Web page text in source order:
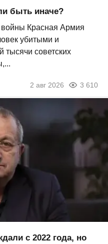
быть иначе?
войны Красная Армия
убитыми и
тысячи советских
2 авг 2026 3 610
с 2022 года, но